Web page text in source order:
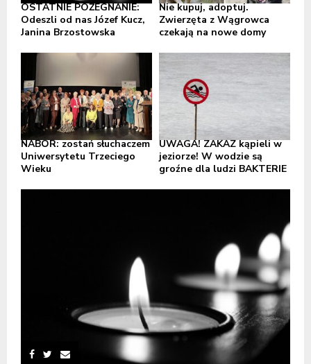
OSTATNIE POŻEGNANIE:
Odeszli od nas Józef Kucz,
Janina Brzostowska
Nie kupuj, adoptuj.
Zwierzęta z Wągrowca
czekają na nowe domy
NABÓR: zostań słuchaczem
Uniwersytetu Trzeciego
Wieku
UWAGA! ZAKAZ kąpieli w
jeziorze! W wodzie są
groźne dla ludzi BAKTERIE